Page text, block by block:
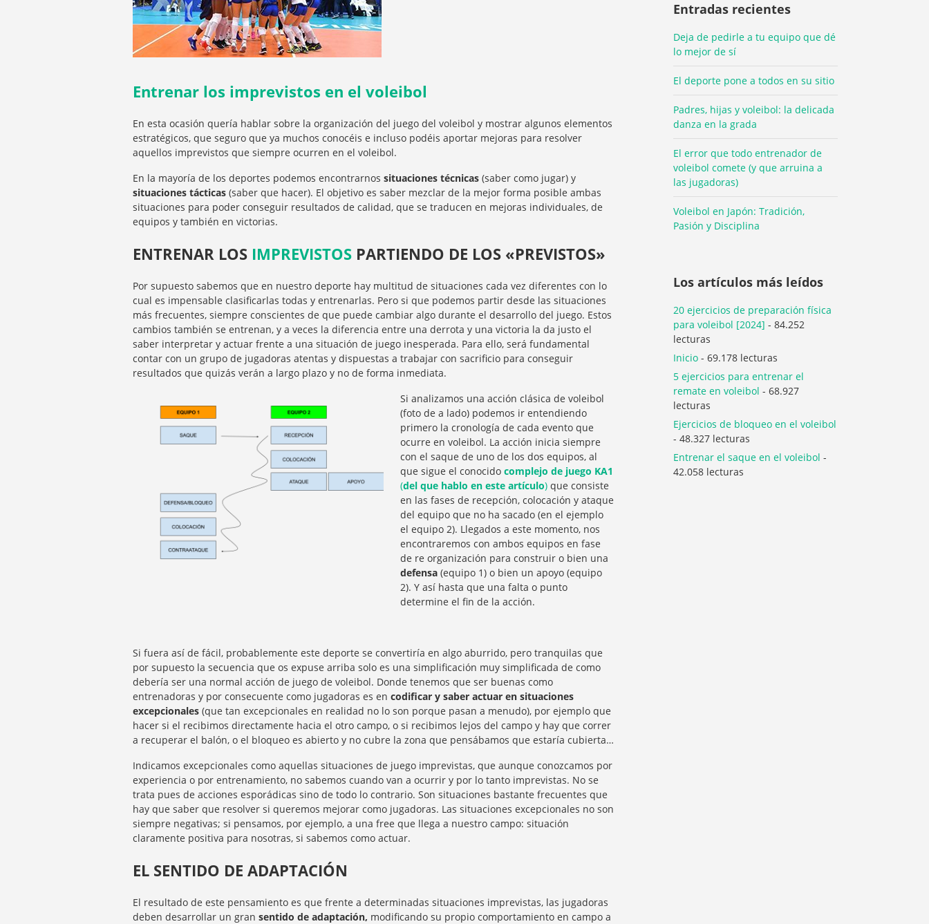
Entrenar los imprevistos en el voleibol
En esta ocasión quería hablar sobre la organización del juego del voleibol y mostrar algunos elementos
estratégicos, que seguro que ya muchos conocéis e incluso podéis aportar mejoras para resolver
aquellos imprevistos que siempre ocurren en el voleibol.
En la mayoría de los deportes podemos encontrarnos situaciones técnicas (saber como jugar) y
situaciones tácticas (saber que hacer). El objetivo es saber mezclar de la mejor forma posible ambas
situaciones para poder conseguir resultados de calidad, que se traducen en mejoras individuales, de
equipos y también en victorias.
ENTRENAR LOS IMPREVISTOS PARTIENDO DE LOS «PREVISTOS»
Por supuesto sabemos que en nuestro deporte hay multitud de situaciones cada vez diferentes con lo
cual es impensable clasificarlas todas y entrenarlas. Pero si que podemos partir desde las situaciones
más frecuentes, siempre conscientes de que puede cambiar algo durante el desarrollo del juego. Estos
cambios también se entrenan, y a veces la diferencia entre una derrota y una victoria la da justo el
saber interpretar y actuar frente a una situación de juego inesperada. Para ello, será fundamental
contar con un grupo de jugadoras atentas y dispuestas a trabajar con sacrificio para conseguir
resultados que quizás verán a largo plazo y no de forma inmediata.
Si analizamos una acción clásica de voleibol
(foto de a lado) podemos ir entendiendo
primero la cronología de cada evento que
ocurre en voleibol. La acción inicia siempre
con el saque de uno de los dos equipos, al
que sigue el conocido complejo de juego KA1
(del que hablo en este artículo) que consiste
en las fases de recepción, colocación y ataque
del equipo que no ha sacado (en el ejemplo
el equipo 2). Llegados a este momento, nos
encontraremos con ambos equipos en fase
de re organización para construir o bien una
defensa (equipo 1) o bien un apoyo (equipo
2). Y así hasta que una falta o punto
determine el fin de la acción.
Si fuera así de fácil, probablemente este deporte se convertiría en algo aburrido, pero tranquilas que
por supuesto la secuencia que os expuse arriba solo es una simplificación muy simplificada de como
debería ser una normal acción de juego de voleibol. Donde tenemos que ser buenas como
entrenadoras y por consecuente como jugadoras es en codificar y saber actuar en situaciones
excepcionales (que tan excepcionales en realidad no lo son porque pasan a menudo), por ejemplo que
hacer si el recibimos directamente hacia el otro campo, o si recibimos lejos del campo y hay que correr
a recuperar el balón, o el bloqueo es abierto y no cubre la zona que pensábamos que estaría cubierta…
Indicamos excepcionales como aquellas situaciones de juego imprevistas, que aunque conozcamos por
experiencia o por entrenamiento, no sabemos cuando van a ocurrir y por lo tanto imprevistas. No se
trata pues de acciones esporádicas sino de todo lo contrario. Son situaciones bastante frecuentes que
hay que saber que resolver si queremos mejorar como jugadoras. Las situaciones excepcionales no son
siempre negativas; si pensamos, por ejemplo, a una free que llega a nuestro campo: situación
claramente positiva para nosotras, si sabemos como actuar.
EL SENTIDO DE ADAPTACIÓN
El resultado de este pensamiento es que frente a determinadas situaciones imprevistas, las jugadoras
deben desarrollar un gran sentido de adaptación, modificando su propio comportamiento en campo a
Entradas recientes
Deja de pedirle a tu equipo que dé
lo mejor de sí
El deporte pone a todos en su sitio
Padres, hijas y voleibol: la delicada
danza en la grada
El error que todo entrenador de
voleibol comete (y que arruina a
las jugadoras)
Voleibol en Japón: Tradición,
Pasión y Disciplina
Los artículos más leídos
20 ejercicios de preparación física
para voleibol [2024] - 84.252
lecturas
Inicio - 69.178 lecturas
5 ejercicios para entrenar el
remate en voleibol - 68.927
lecturas
Ejercicios de bloqueo en el voleibol
- 48.327 lecturas
Entrenar el saque en el voleibol -
42.058 lecturas